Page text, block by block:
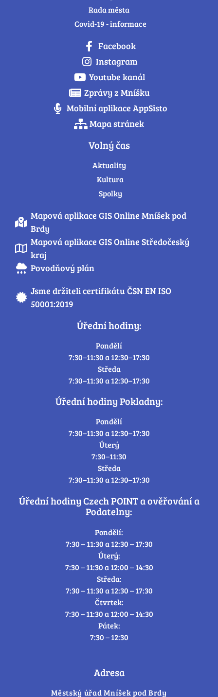
Rada města
Covid-19 - informace
Facebook
Instagram
Youtube kanál
Zprávy z Mníšku
Mobilní aplikace AppSisto
Mapa stránek
Volný čas
Aktuality
Kultura
Spolky
Mapová aplikace GIS Online Mníšek pod
Brdy
Mapová aplikace GIS Online Středočeský
kraj
Povodňový plán
Jsme držiteli certifikátu ČSN EN ISO
50001:2019
Úřední hodiny:
Pondělí
7:30–11:30 a 12:30–17:30
Středa
7:30–11:30 a 12:30–17:30
Úřední hodiny Pokladny:
Pondělí
7:30–11:30 a 12:30–17:30
Úterý
7:30–11:30
Středa
7:30–11:30 a 12:30–17:30
Úřední hodiny Czech POINT a ověřování a
Podatelny:
Pondělí:
7:30 – 11:30 a 12:30 – 17:30
Úterý:
7:30 – 11:30 a 12:00 – 14:30
Středa:
7:30 – 11:30 a 12:30 – 17:30
Čtvrtek:
7:30 – 11:30 a 12:00 – 14:30
Pátek:
7:30 – 12:30
Adresa
Městský úřad Mníšek pod Brdy